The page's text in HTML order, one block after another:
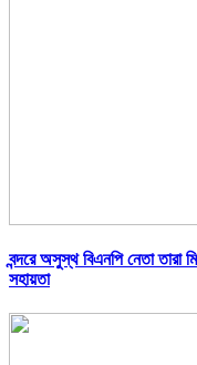
বন্দরে অসুস্থ বিএনপি নেতা তারা
সহায়তা